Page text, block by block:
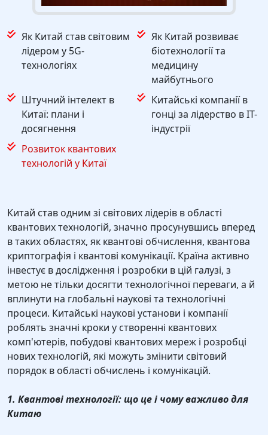
Як Китай став світовим
лідером у 5G-
технологіях
Як Китай розвиває
біотехнології та
медицину
майбутнього
Штучний інтелект в
Китаї: плани і
досягнення
Китайські компанії в
гонці за лідерство в IT-
індустрії
Розвиток квантових
технологій у Китаї
Китай став одним зі світових лідерів в області
квантових технологій, значно просунувшись вперед
в таких областях, як квантові обчислення, квантова
криптографія і квантові комунікації. Країна активно
інвестує в дослідження і розробки в цій галузі, з
метою не тільки досягти технологічної переваги, а й
вплинути на глобальні наукові та технологічні
процеси. Китайські наукові установи і компанії
роблять значні кроки у створенні квантових
комп'ютерів, побудові квантових мереж і розробці
нових технологій, які можуть змінити світовий
порядок в області обчислень і комунікацій.
1. Квантові технології: що це і чому важливо для
Китаю